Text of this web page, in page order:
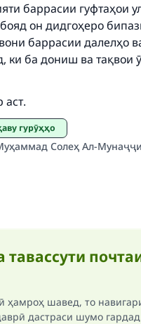
баррасии гуфтаҳои
он дидгоҳеро
баррасии далелҳо
ки ба дониш ва тақвои
аст.
гурӯҳҳо
Солеҳ Ал-
ҳамроҳ шавед, то
дастраси шумо гардад